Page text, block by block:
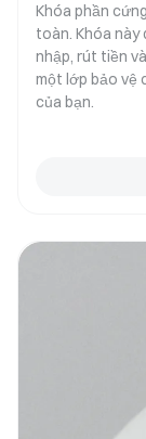
Khóa phần
toàn. Khóa này
nhập, rút ​​tiền
một lớp bảo vệ
của bạn.